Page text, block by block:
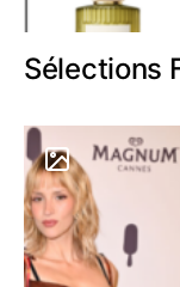
Sélections